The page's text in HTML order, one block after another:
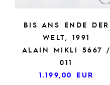
BIS ANS ENDE DER
WELT, 1991
ALAIN MIKLI 5667 /
011
1.199,00 EUR